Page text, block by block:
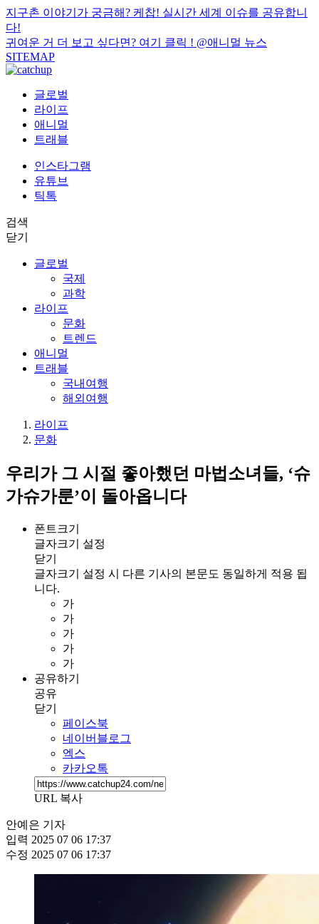
지구촌 이야기가 궁금해? 케찹! 실시간 세계 이슈를 공유합니
다!
귀여운 거 더 보고 싶다면? 여기 클릭 ! @애니멀 뉴스
SITEMAP
글로벌
라이프
애니멀
트래블
인스타그램
유튜브
틱톡
검색
닫기
글로벌
국제
과학
라이프
문화
트렌드
애니멀
트래블
국내여행
해외여행
라이프
문화
우리가 그 시절 좋아했던 마법소녀들, ‘슈
가슈가룬’이 돌아옵니다
폰트크기
글자크기 설정
닫기
글자크기 설정 시 다른 기사의 본문도 동일하게 적용 됩
니다.
가
가
가
가
가
공유하기
공유
닫기
페이스북
네이버블로그
엑스
카카오톡
URL 복사
안예은 기자
입력 2025 07 06 17:37
수정 2025 07 06 17:37